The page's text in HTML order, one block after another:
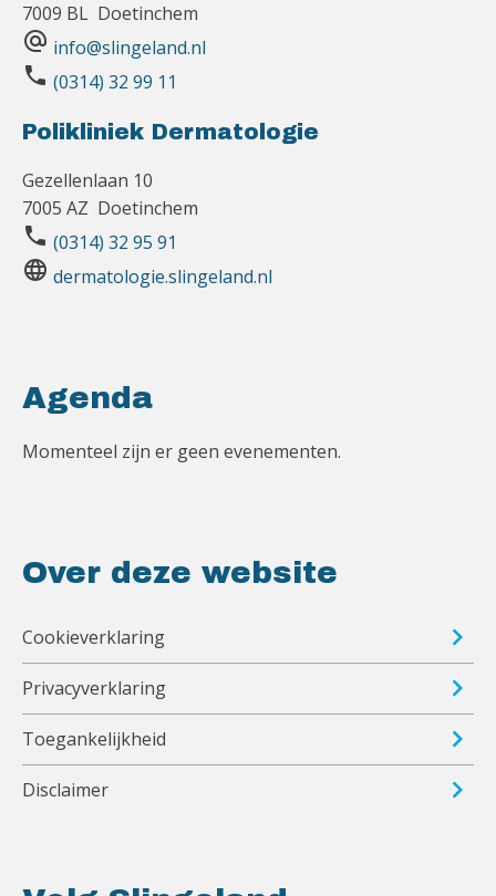
7009 BL Doetinchem
alternate_email info@slingeland.nl
phone (0314) 32 99 11
Polikliniek Dermatologie
Gezellenlaan 10
7005 AZ Doetinchem
phone (0314) 32 95 91
language dermatologie.slingeland.nl
Agenda
Momenteel zijn er geen evenementen.
Over deze website
Cookieverklaring
Privacyverklaring
Toegankelijkheid
Disclaimer